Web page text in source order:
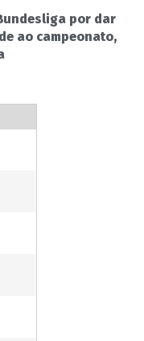
por dar
ao campeonato,